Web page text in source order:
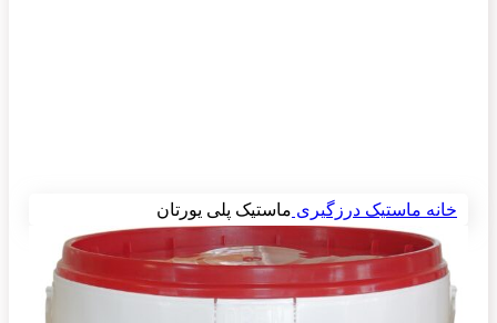
خانه ماستیک درزگیری ماستیک پلی یورتان